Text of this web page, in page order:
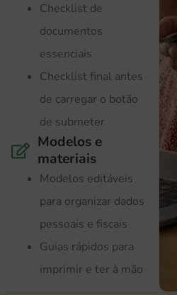
Checklist de
documentos
essenciais
Checklist final antes
de carregar o botão
de submeter
Modelos e
materiais
Modelos editáveis
para organizar dados
pessoais e fiscais
Guias rápidos para
imprimir e ter à mão